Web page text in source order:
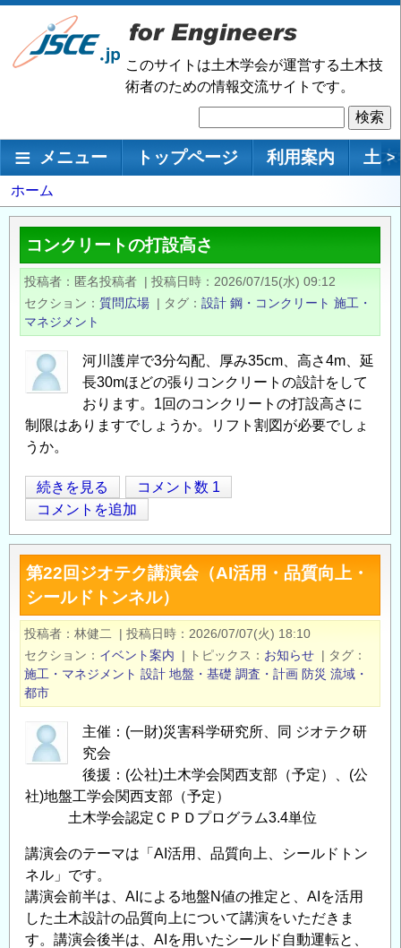
メ
ン
移
このサイトは土木学会が運営する土木技
術者のための情報交流サイトです。
索
メインナビゲーション
メニュー トップページ 利用案内 土 >
パ
ン
ず
ホーム
コンクリートの打設高さ
投稿者 匿名投稿者 | 投稿日時
2026/07/15(水) 09:12
セクション
質問広場 | タグ 設計 鋼・コンクリート 施工・
マネジメント
河川護岸で3分勾配、厚み35cm、高さ4m、延
長30mほどの張りコンクリートの設計をして
おります。1回のコンクリートの打設高さに
制限はありますでしょうか。リフト割図が必要でしょ
うか。
コ
ン
ク
リ
ー
ト
の
打
設
高
さ
の
続きを見る
コメント数 1
コメントを追加
第22回ジオテク講演会（AI活用・品質向上・
シールドトンネル）
投稿者 林健二 | 投稿日時
2026/07/07(火) 18:10
セクション
イベント案内 | トピックス お知らせ | タグ
施工・マネジメント 設計 地盤・基礎 調査・計画 防災 流域・
都市
主催：(一財)災害科学研究所、同 ジオテク研
究会
後援：(公社)土木学会関西支部（予定）、(公
社)地盤工学会関西支部（予定）
土木学会認定ＣＰＤプログラム3.4単位
講演会のテーマは「AI活用、品質向上、シールドトン
ネル」です。
講演会前半は、AIによる地盤N値の推定と、AIを活用
した土木設計の品質向上について講演をいただきま
す。講演会後半は、AIを用いたシールド自動運転と、